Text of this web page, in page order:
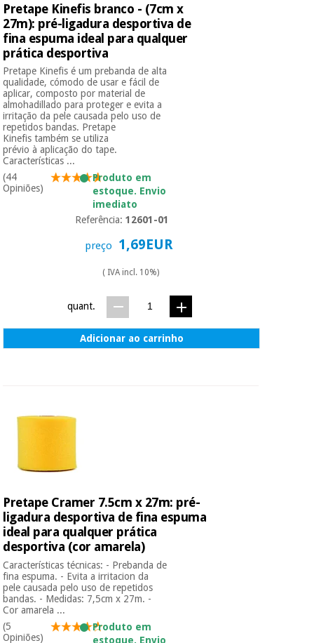
Ortopedia
Instrumental
cirúrgico
(liquidação)
Pretape Kinefis branco - (7cm x
27m): pré-ligadura desportiva de
fina espuma ideal para qualquer
prática desportiva
Pretape Kinefis é um prebanda de alta
qualidade, cómodo de usar e fácil de
aplicar, composto por material de
almohadillado para proteger e evita a
irritação da pele causada pelo uso de
repetidos bandas. Pretape
Kinefis também se utiliza
prévio à aplicação do tape.
Características ...
(44
Opiniões)
Produto em
estoque. Envio
imediato
Referência:12601-01
preço 1,69EUR
( IVA incl. 10%)
quant.
Adicionar ao carrinho
Pretape Cramer 7.5cm x 27m: pré-
ligadura desportiva de fina espuma
ideal para qualquer prática
desportiva (cor amarela)
Características técnicas: - Prebanda de
fina espuma. - Evita a irritacion da
pele causada pelo uso de repetidos
bandas. - Medidas: 7,5cm x 27m. -
Cor amarela ...
(5
Opiniões)
Produto em
estoque. Envio